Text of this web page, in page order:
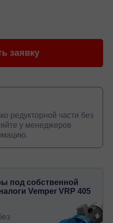
заявку
редукторной части без
у менеджеров
под собственной
Vemper VRP 405